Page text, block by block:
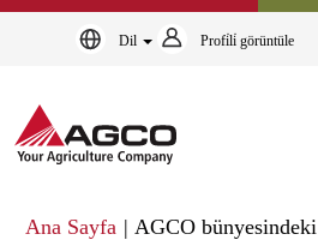
Dil Profi̇li̇ görüntüle
Ana Sayfa | AGCO bünyesindeki